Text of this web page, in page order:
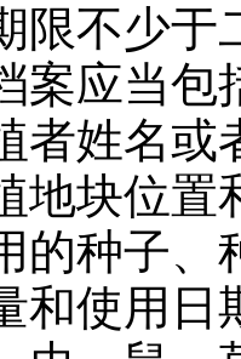
限不少于
应当包
姓名或
块位置
种子、
和使用日